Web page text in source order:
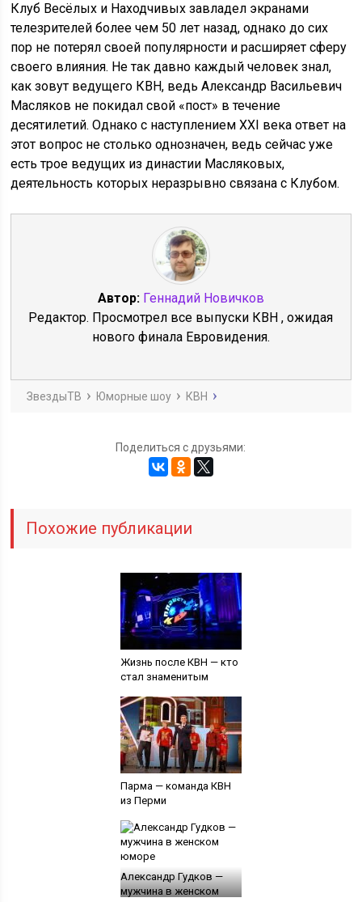
Клуб Весёлых и Находчивых завладел экранами
телезрителей более чем 50 лет назад, однако до сих
пор не потерял своей популярности и расширяет сферу
своего влияния. Не так давно каждый человек знал,
как зовут ведущего КВН, ведь Александр Васильевич
Масляков не покидал свой «пост» в течение
десятилетий. Однако с наступлением XXI века ответ на
этот вопрос не столько однозначен, ведь сейчас уже
есть трое ведущих из династии Масляковых,
деятельность которых неразрывно связана с Клубом.
Автор: Геннадий Новичков
Редактор. Просмотрел все выпуски КВН , ожидая
нового финала Евровидения.
ЗвездыТВ Юморные шоу КВН
Поделиться с друзьями:
Похожие публикации
Жизнь после КВН — кто
стал знаменитым
Парма — команда КВН
из Перми
Александр Гудков —
мужчина в женском